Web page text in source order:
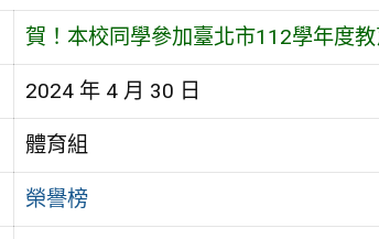
賀！本校同學參加臺北市112學年度
2024 年 4 月 30 日
體育組
榮譽榜